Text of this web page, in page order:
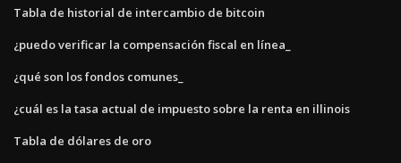
Tabla de historial de intercambio de bitcoin
¿puedo verificar la compensación fiscal en línea_
¿qué son los fondos comunes_
¿cuál es la tasa actual de impuesto sobre la renta en illinois
Tabla de dólares de oro